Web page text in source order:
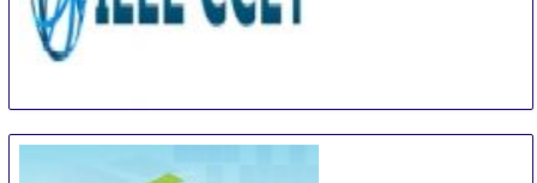
Communication Engineering Technology